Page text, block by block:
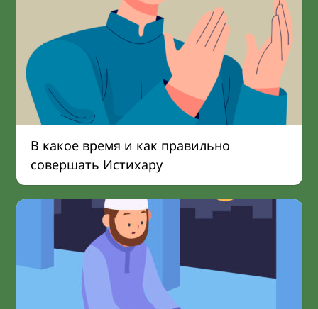
В какое время и как правильно
совершать Истихару